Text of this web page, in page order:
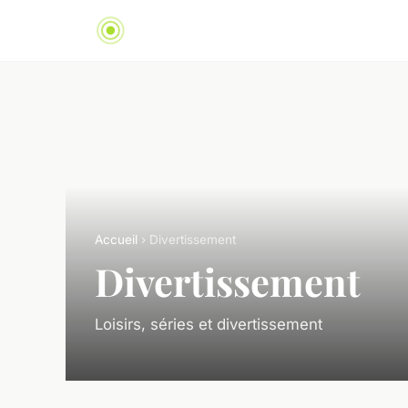
Accueil › Divertissement
Divertissement
Loisirs, séries et divertissement